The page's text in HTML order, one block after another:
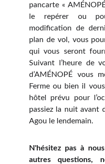
pancarte «
le repérer ou
modification de
plan de vol, vous
qui vous seront
Suivant l’heure de
d’AMÉNOPÉ vous
Ferme ou bien il
hôtel prévu pour
passiez la nuit avant
Agou le lendemain.
N'hésitez pas à
autres questions,